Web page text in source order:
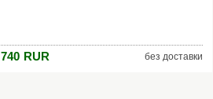
740 RUR без доставки